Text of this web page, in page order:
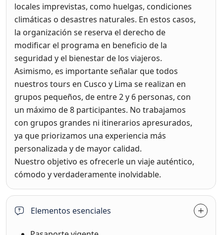
locales imprevistas, como huelgas, condiciones
climáticas o desastres naturales. En estos casos,
la organización se reserva el derecho de
modificar el programa en beneficio de la
seguridad y el bienestar de los viajeros.
Asimismo, es importante señalar que todos
nuestros tours en Cusco y Lima se realizan en
grupos pequeños, de entre 2 y 6 personas, con
un máximo de 8 participantes. No trabajamos
con grupos grandes ni itinerarios apresurados,
ya que priorizamos una experiencia más
personalizada y de mayor calidad.
Nuestro objetivo es ofrecerle un viaje auténtico,
cómodo y verdaderamente inolvidable.
Elementos esenciales